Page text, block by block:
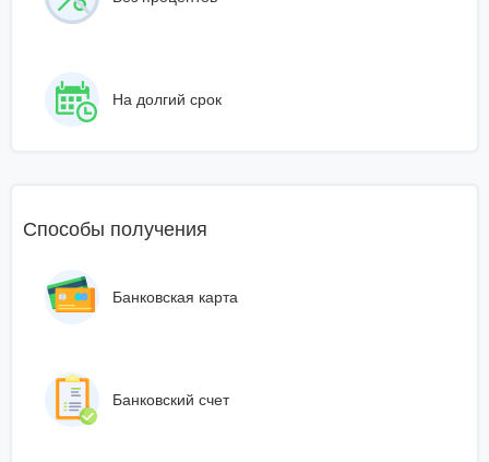
На долгий срок
Способы получения
Банковская карта
Банковский счет